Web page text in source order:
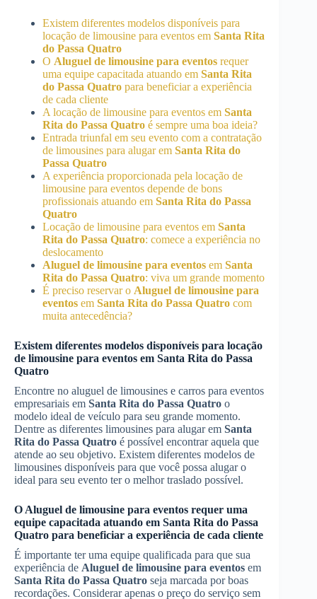
Existem diferentes modelos disponíveis para
locação de limousine para eventos em Santa Rita
do Passa Quatro
O Aluguel de limousine para eventos requer
uma equipe capacitada atuando em Santa Rita
do Passa Quatro para beneficiar a experiência
de cada cliente
A locação de limousine para eventos em Santa
Rita do Passa Quatro é sempre uma boa ideia?
Entrada triunfal em seu evento com a contratação
de limousines para alugar em Santa Rita do
Passa Quatro
A experiência proporcionada pela locação de
limousine para eventos depende de bons
profissionais atuando em Santa Rita do Passa
Quatro
Locação de limousine para eventos em Santa
Rita do Passa Quatro: comece a experiência no
deslocamento
Aluguel de limousine para eventos em Santa
Rita do Passa Quatro: viva um grande momento
É preciso reservar o Aluguel de limousine para
eventos em Santa Rita do Passa Quatro com
muita antecedência?
Existem diferentes modelos disponíveis para locação
de limousine para eventos em Santa Rita do Passa
Quatro
Encontre no aluguel de limousines e carros para eventos
empresariais em Santa Rita do Passa Quatro o
modelo ideal de veículo para seu grande momento.
Dentre as diferentes limousines para alugar em Santa
Rita do Passa Quatro é possível encontrar aquela que
atende ao seu objetivo. Existem diferentes modelos de
limousines disponíveis para que você possa alugar o
ideal para seu evento ter o melhor traslado possível.
O Aluguel de limousine para eventos requer uma
equipe capacitada atuando em Santa Rita do Passa
Quatro para beneficiar a experiência de cada cliente
É importante ter uma equipe qualificada para que sua
experiência de Aluguel de limousine para eventos em
Santa Rita do Passa Quatro seja marcada por boas
recordações. Considerar apenas o preço do serviço sem